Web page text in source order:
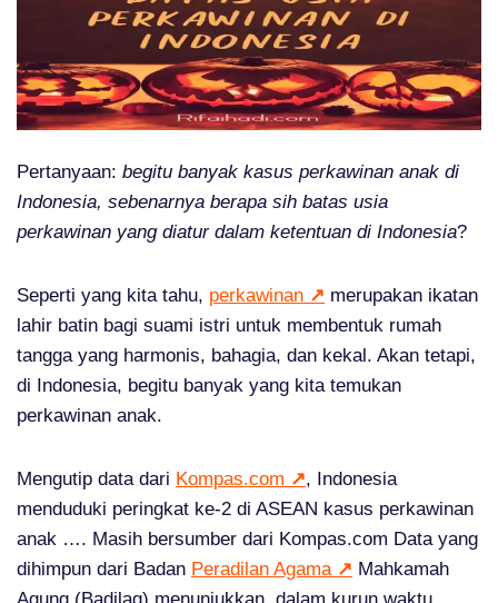
Pertanyaan: begitu banyak kasus perkawinan anak di
Indonesia, sebenarnya berapa sih batas usia
perkawinan yang diatur dalam ketentuan di Indonesia?
Seperti yang kita tahu, perkawinan ↗ merupakan ikatan
lahir batin bagi suami istri untuk membentuk rumah
tangga yang harmonis, bahagia, dan kekal. Akan tetapi,
di Indonesia, begitu banyak yang kita temukan
perkawinan anak.
Mengutip data dari Kompas.com ↗, Indonesia
menduduki peringkat ke-2 di ASEAN kasus perkawinan
anak …. Masih bersumber dari Kompas.com Data yang
dihimpun dari Badan Peradilan Agama ↗ Mahkamah